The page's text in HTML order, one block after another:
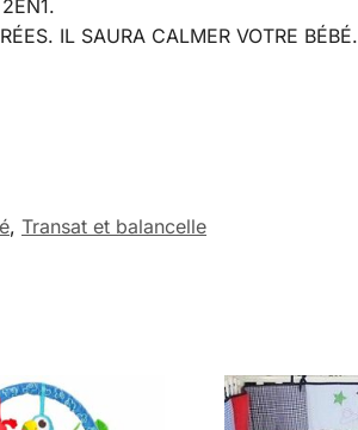
IL SAURA CALMER VOTRE BÉBÉ.
, Transat et balancelle